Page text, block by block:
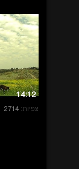
14:12
צפיות: 2714